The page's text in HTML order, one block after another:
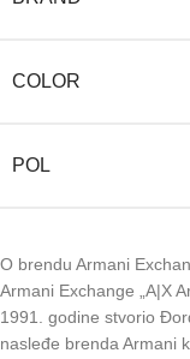
COLOR
POL
O brendu Armani
Armani Exchange „A|X
1991. godine stvorio
nasleđe brenda Armani